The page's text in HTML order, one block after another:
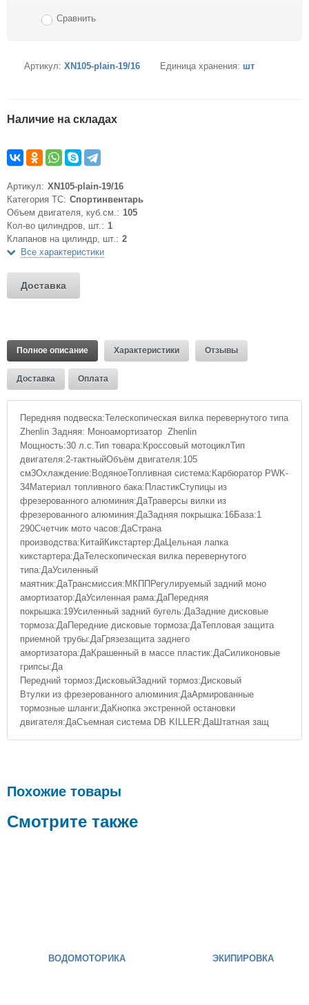
Сравнить
Артикул: XN105-plain-19/16 Единица хранения: шт
Наличие на складах
Артикул: XN105-plain-19/16
Категория ТС: Спортинвентарь
Объем двигателя, куб.см.: 105
Кол-во цилиндров, шт.: 1
Клапанов на цилиндр, шт.: 2
Все характеристики
Доставка
Полное описание Характеристики Отзывы
Доставка Оплата
Передняя подвеска:Телескопическая вилка перевернутого типа
Zhenlin Задняя: Моноамортизатор Zhenlin
Мощность:30 л.с.Тип товара:Кроссовый мотоциклТип
двигателя:2-тактныйОбъём двигателя:105
см3Охлаждение:ВодяноеТопливная система:Карбюратор PWK-
34Материал топливного бака:ПластикСтупицы из
фрезерованного алюминия:ДаТраверсы вилки из
фрезерованного алюминия:ДаЗадняя покрышка:16База:1
290Счетчик мото часов:ДаСтрана
производства:КитайКикстартер:ДаЦельная лапка
кикстартера:ДаТелескопическая вилка перевернутого
типа:ДаУсиленный
маятник:ДаТрансмиссия:МКППРегулируемый задний моно
амортизатор:ДаУсиленная рама:ДаПередняя
покрышка:19Усиленный задний бугель:ДаЗадние дисковые
тормоза:ДаПередние дисковые тормоза:ДаТепловая защита
приемной трубы:ДаГрязезащита заднего
амортизатора:ДаКрашенный в массе пластик:ДаСиликоновые
грипсы:Да
Передний тормоз:ДисковыйЗадний тормоз:Дисковый
Втулки из фрезерованного алюминия:ДаАрмированные
тормозные шланги:ДаКнопка экстренной остановки
двигателя:ДаСъемная система DB KILLER:ДаШтатная защ
Похожие товары
Смотрите также
ВОДОМОТОРИКА ЭКИПИРОВКА